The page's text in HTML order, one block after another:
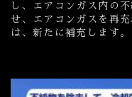
し、エアコンガス内の
せ、エアコンガスを再
は、新たに補充します。